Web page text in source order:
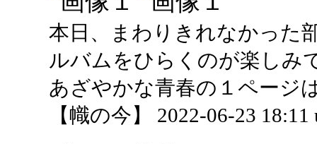
本日、まわりきれなかった
ルバムをひらくのが楽しみ
あざやかな青春の１ページ
【幟の今】 2022-06-23 18:11